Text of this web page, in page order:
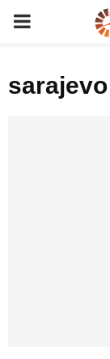
P
sarajevo